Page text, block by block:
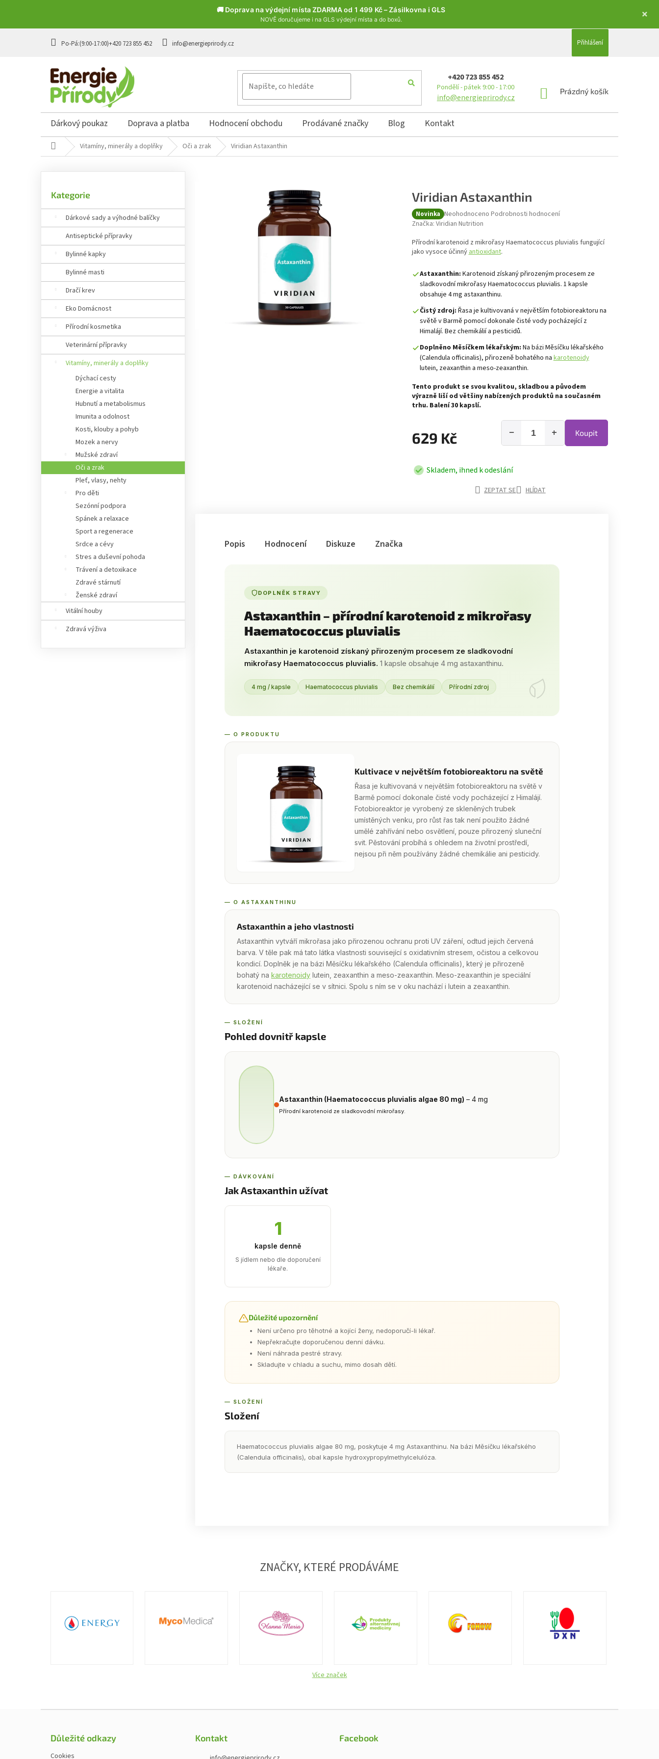
🚚 Doprava na výdejní místa ZDARMA od 1 499 Kč – Zásilkovna i GLS
NOVĚ doručujeme i na GLS výdejní místa a do boxů.
+420 723 855 452 info@energieprirody.cz Přihlášení
+420 723 855 452
Pondělí - pátek 9:00 - 17:00
info@energieprirody.cz
NÁKUPNÍ KOŠÍK
Prázdný košík
Dárkový poukaz Doprava a platba Hodnocení obchodu Prodávané značky Blog Kontakt
Domů Vitamíny, minerály a doplňky Oči a zrak Viridian Astaxanthin
Kategorie
Dárkové sady a výhodné balíčky
Antiseptické přípravky
Bylinné kapky
Bylinné masti
Dračí krev
Eko Domácnost
Přírodní kosmetika
Veterinární přípravky
Vitamíny, minerály a doplňky
Dýchací cesty
Energie a vitalita
Hubnutí a metabolismus
Imunita a odolnost
Kosti, klouby a pohyb
Mozek a nervy
Mužské zdraví
Oči a zrak
Pleť, vlasy, nehty
Pro děti
Sezónní podpora
Spánek a relaxace
Sport a regenerace
Srdce a cévy
Stres a duševní pohoda
Trávení a detoxikace
Zdravé stárnutí
Ženské zdraví
Vitální houby
Zdravá výživa
Viridian Astaxanthin
Novinka Průměrné hodnocení produktu je 0,0 z 5 hvězdiček.
Neohodnoceno Podrobnosti hodnocení
Značka: Viridian Nutrition
Přírodní karotenoid z mikrořasy Haematococcus pluvialis fungující
jako vysoce účinnýantioxidant.
Astaxanthin: Karotenoid získaný přirozeným procesem ze
sladkovodní mikrořasy Haematococcus pluvialis. 1 kapsle
obsahuje 4 mg astaxanthinu.
Čistý zdroj: Řasa je kultivovaná v největším fotobioreaktoru na
světě v Barmě pomocí dokonale čisté vody pocházející z
Himalájí. Bez chemikálií a pesticidů.
Doplněno Měsíčkem lékařským: Na bázi Měsíčku lékařského
(Calendula officinalis), přirozeně bohatého nakarotenoidy
lutein, zeaxanthin a meso-zeaxanthin.
Tento produkt se svou kvalitou, skladbou a původem
výrazně liší od většiny nabízených produktů na současném
trhu. Balení 30 kapslí.
629 Kč +
− Koupit
Skladem, ihned k odeslání
ZEPTAT SE HLÍDAT
Popis Hodnocení Diskuze Značka
DOPLNĚK STRAVY
Astaxanthin – přírodní karotenoid z mikrořasy
Haematococcus pluvialis
Astaxanthin je karotenoid získaný přirozeným procesem ze sladkovodní
mikrořasy Haematococcus pluvialis. 1 kapsle obsahuje 4 mg astaxanthinu.
4 mg / kapsle Haematococcus pluvialis Bez chemikálií Přírodní zdroj
— O PRODUKTU
Kultivace v největším fotobioreaktoru na světě
Řasa je kultivovaná v největším fotobioreaktoru na světě v
Barmě pomocí dokonale čisté vody pocházející z Himalájí.
Fotobioreaktor je vyrobený ze skleněných trubek
umístěných venku, pro růst řas tak není použito žádné
umělé zahřívání nebo osvětlení, pouze přirozený sluneční
svit. Pěstování probíhá s ohledem na životní prostředí,
nejsou při něm používány žádné chemikálie ani pesticidy.
— O ASTAXANTHINU
Astaxanthin a jeho vlastnosti
Astaxanthin vytváří mikrořasa jako přirozenou ochranu proti UV záření, odtud jejich červená
barva. V těle pak má tato látka vlastnosti související s oxidativním stresem, očistou a celkovou
kondicí. Doplněk je na bázi Měsíčku lékařského (Calendula officinalis), který je přirozeně
bohatý na karotenoidy lutein, zeaxanthin a meso-zeaxanthin. Meso-zeaxanthin je speciální
karotenoid nacházející se v sítnici. Spolu s ním se v oku nachází i lutein a zeaxanthin.
— SLOŽENÍ
Pohled dovnitř kapsle
Astaxanthin (Haematococcus pluvialis algae 80 mg) – 4 mg
Přírodní karotenoid ze sladkovodní mikrořasy.
— DÁVKOVÁNÍ
Jak Astaxanthin užívat
1
kapsle denně
S jídlem nebo dle doporučení
lékaře.
Důležité upozornění
Není určeno pro těhotné a kojící ženy, nedoporučí-li lékař.
Nepřekračujte doporučenou denní dávku.
Není náhrada pestré stravy.
Skladujte v chladu a suchu, mimo dosah dětí.
— SLOŽENÍ
Složení
Haematococcus pluvialis algae 80 mg, poskytuje 4 mg Astaxanthinu. Na bázi Měsíčku lékařského
(Calendula officinalis), obal kapsle hydroxypropylmethylcelulóza.
ZNAČKY, KTERÉ PRODÁVÁME
Více značek
Důležité odkazy
Cookies
Kontakt Facebook